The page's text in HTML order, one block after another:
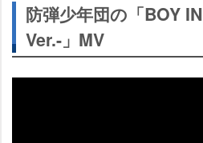
防弾少年団の「BOY
Ver.-」MV